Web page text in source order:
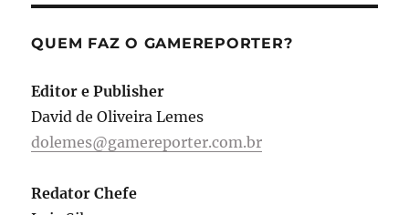
QUEM FAZ O GAMEREPORTER?
Editor e Publisher
David de Oliveira Lemes
dolemes@gamereporter.com.br
Redator Chefe